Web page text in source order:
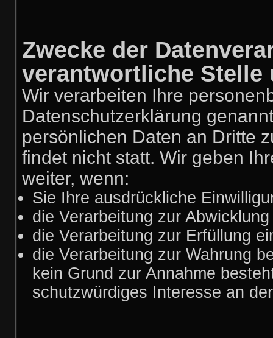
Zwecke der
verantwortliche Stelle
Wir verarbeiten Ihre
Datenschutzerklärung
persönlichen Daten an Dritte
findet nicht statt. Wir geben
weiter, wenn:
Sie Ihre ausdrückliche
die Verarbeitung zur
die Verarbeitung zur Erfüllung
die Verarbeitung zur Wahrung
kein Grund zur Annahme
schutzwürdiges Interesse an